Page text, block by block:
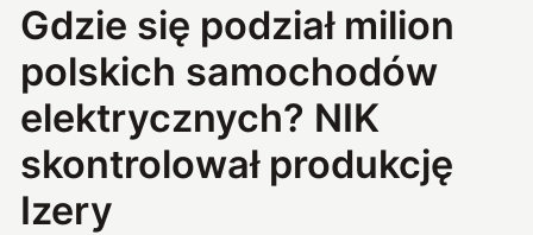
Gdzie się podział milion
polskich samochodów
elektrycznych? NIK
skontrolował produkcję
Izery